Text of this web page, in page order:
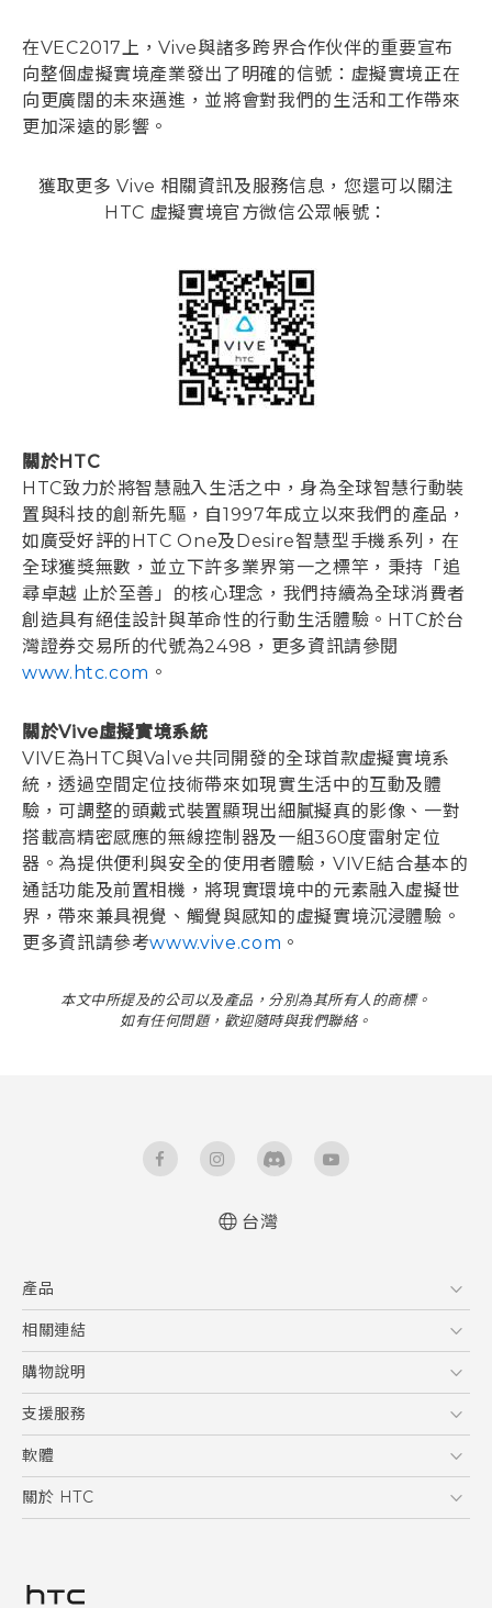
在VEC2017上，Vive與諸多跨界合作伙伴的重要宣布
向整個虛擬實境產業發出了明確的信號：虛擬實境正在
向更廣闊的未來邁進，並將會對我們的生活和工作帶來
更加深遠的影響。
獲取更多 Vive 相關資訊及服務信息，您還可以關注
HTC 虛擬實境官方微信公眾帳號：
關於HTC
HTC致力於將智慧融入生活之中，身為全球智慧行動裝
置與科技的創新先驅，自1997年成立以來我們的產品，
如廣受好評的HTC One及Desire智慧型手機系列，在
全球獲獎無數，並立下許多業界第一之標竿，秉持「追
尋卓越 止於至善」的核心理念，我們持續為全球消費者
創造具有絕佳設計與革命性的行動生活體驗。HTC於台
灣證券交易所的代號為2498，更多資訊請參閱
www.htc.com 。
關於Vive虛擬實境系統
VIVE為HTC與Valve共同開發的全球首款虛擬實境系
統，透過空間定位技術帶來如現實生活中的互動及體
驗，可調整的頭戴式裝置顯現出細膩擬真的影像、一對
搭載高精密感應的無線控制器及一組360度雷射定位
器。為提供便利與安全的使用者體驗，VIVE結合基本的
通話功能及前置相機，將現實環境中的元素融入虛擬世
界，帶來兼具視覺、觸覺與感知的虛擬實境沉浸體驗。
更多資訊請參考www.vive.com 。
本文中所提及的公司以及產品，分別為其所有人的商標。
如有任何問題，歡迎隨時與我們聯絡。
台灣
產品
5G
智慧型手機
配件
相關連結
HTC Research
購物說明
購物須知
訂單管理
付款方式
支援服務
到府收送維修服務
服務中心資訊
客戶服務佈告欄
軟體
應用程式
HTC Sync Manager
關於 HTC
投資人